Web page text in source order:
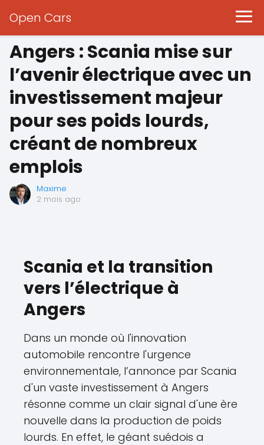
Open Cars
Angers : Scania mise sur
l’avenir électrique avec un
investissement majeur
pour ses poids lourds,
créant de nombreux
emplois
Maxime
2 mois ago
Scania et la transition
vers l’électrique à
Angers
Dans un monde où l'innovation
automobile rencontre l'urgence
environnementale, l’annonce par Scania
d'un vaste investissement à Angers
résonne comme un clair signal d'une ère
nouvelle dans la production de poids
lourds. En effet, le géant suédois a